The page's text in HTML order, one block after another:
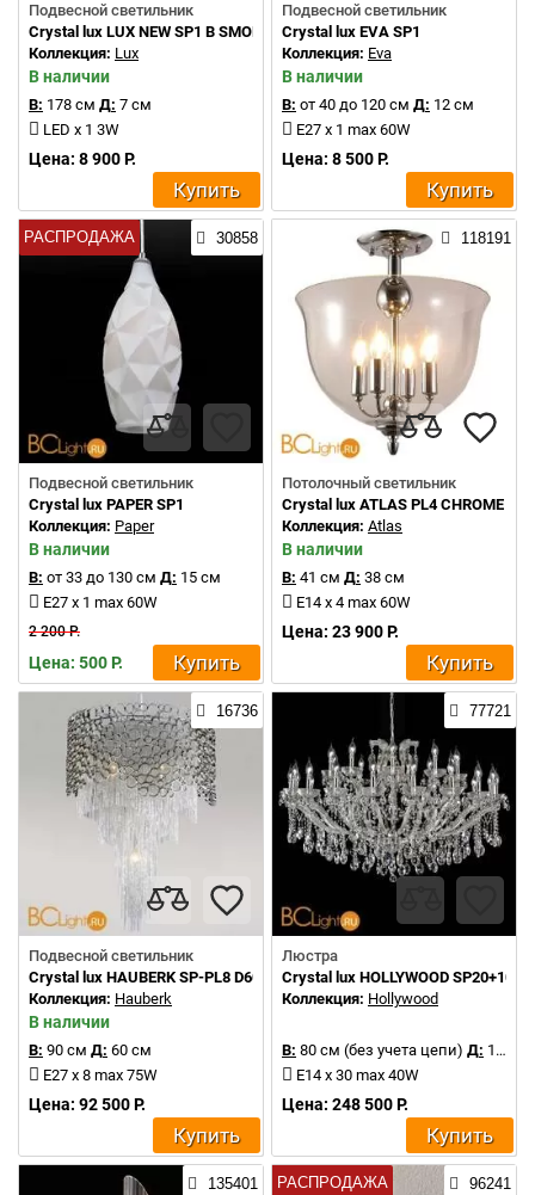
Подвесной светильник
Crystal lux LUX NEW SP1 B SMOKE
Коллекция: Lux
В наличии
В: 178 см Д: 7 см
LED x 1 3W
Цена: 8 900 Р.
Купить
Подвесной светильник
Crystal lux EVA SP1
Коллекция: Eva
В наличии
В: от 40 до 120 см Д: 12 см
E27 x 1 max 60W
Цена: 8 500 Р.
Купить
РАСПРОДАЖА 30858
Подвесной светильник
Crystal lux PAPER SP1
Коллекция: Paper
В наличии
В: от 33 до 130 см Д: 15 см
E27 x 1 max 60W
2 200 Р.
Цена: 500 Р. Купить
118191
Потолочный светильник
Crystal lux ATLAS PL4 CHROME
Коллекция: Atlas
В наличии
В: 41 см Д: 38 см
E14 x 4 max 60W
Цена: 23 900 Р.
Купить
16736
Подвесной светильник
Crystal lux HAUBERK SP-PL8 D60
Коллекция: Hauberk
В наличии
В: 90 см Д: 60 см
E27 x 8 max 75W
Цена: 92 500 Р.
Купить
77721
Люстра
Crystal lux HOLLYWOOD SP20+10
Коллекция: Hollywood
В: 80 см (без учета цепи) Д: 120 см
E14 x 30 max 40W
Цена: 248 500 Р.
Купить
135401 РАСПРОДАЖА 96241